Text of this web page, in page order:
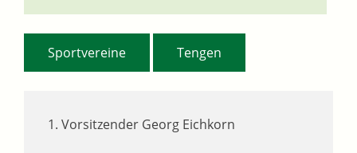
1. Vorsitzender Georg Eichkorn
Sportvereine Tengen